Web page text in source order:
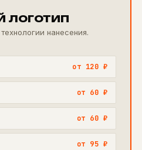
логотип
нанесения.
от 120 ₽
от 60 ₽
от 60 ₽
от 95 ₽